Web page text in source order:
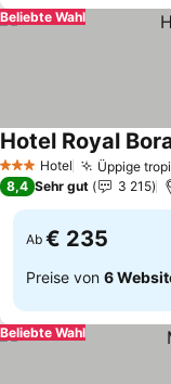
Beliebte Wahl
3 SterneHotel Üppige
Hotel Royal
8,4 Sehr gut 3 215
Ab € 235
Preise von 6
Beliebte Wahl